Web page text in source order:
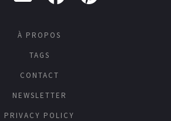
À PROPOS
TAGS
CONTACT
NEWSLETTER
PRIVACY POLICY